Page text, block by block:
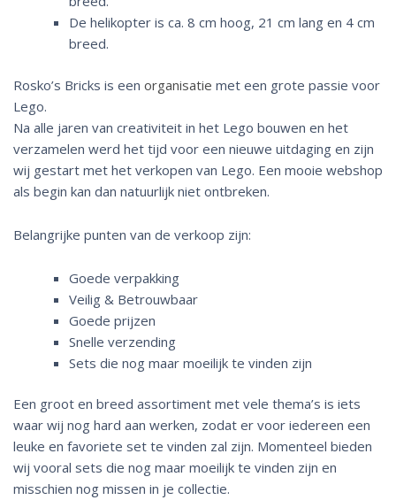
De helikopter is ca. 8 cm hoog, 21 cm lang en 4 cm
breed.
Rosko’s Bricks is een organisatie met een grote passie voor
Lego.
Na alle jaren van creativiteit in het Lego bouwen en het
verzamelen werd het tijd voor een nieuwe uitdaging en zijn
wij gestart met het verkopen van Lego. Een mooie webshop
als begin kan dan natuurlijk niet ontbreken.
Belangrijke punten van de verkoop zijn:
Goede verpakking
Veilig & Betrouwbaar
Goede prijzen
Snelle verzending
Sets die nog maar moeilijk te vinden zijn
Een groot en breed assortiment met vele thema’s is iets
waar wij nog hard aan werken, zodat er voor iedereen een
leuke en favoriete set te vinden zal zijn. Momenteel bieden
wij vooral sets die nog maar moeilijk te vinden zijn en
misschien nog missen in je collectie.